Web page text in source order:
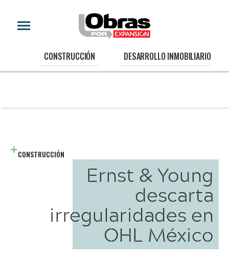
CONSTRUCCIÓN DESARROLLO INMOBILIARIO
CONSTRUCCIÓN
Ernst & Young
descarta
irregularidades en
OHL México